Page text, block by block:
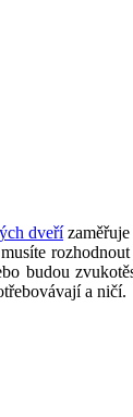
dveřízaměřuje
budou
a ničí.